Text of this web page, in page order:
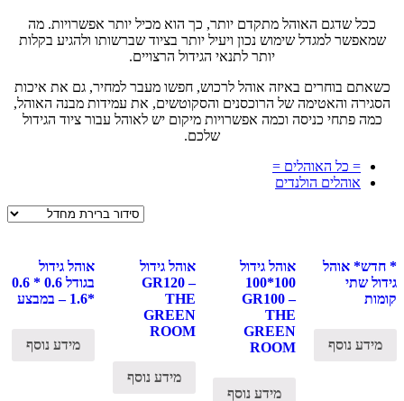
ככל שדגם האוהל מתקדם יותר, כך הוא מכיל יותר אפשרויות. מה
שמאפשר למגדל שימוש נכון ויעיל יותר בציוד שברשותו ולהגיע בקלות
יותר לתנאי הגידול הרצויים.
כשאתם בוחרים באיזה אוהל לרכוש, חפשו מעבר למחיר, גם את איכות
הסגירה והאטימה של הרוכסנים והסקוטשים, את עמידות מבנה האוהל,
כמה פתחי כניסה וכמה אפשרויות מיקום יש לאוהל עבור ציוד הגידול
שלכם.
= כל האוהלים =
אוהלים הולנדים
* חדש* אוהל
גידול שתי
קומות
מידע נוסף
אוהל גידול
100*100
GR100 –
THE
GREEN
ROOM
מידע נוסף
אוהל גידול
GR120 –
THE
GREEN
ROOM
מידע נוסף
אוהל גידול
בגודל 0.6 * 0.6
*1.6 – במבצע
מידע נוסף